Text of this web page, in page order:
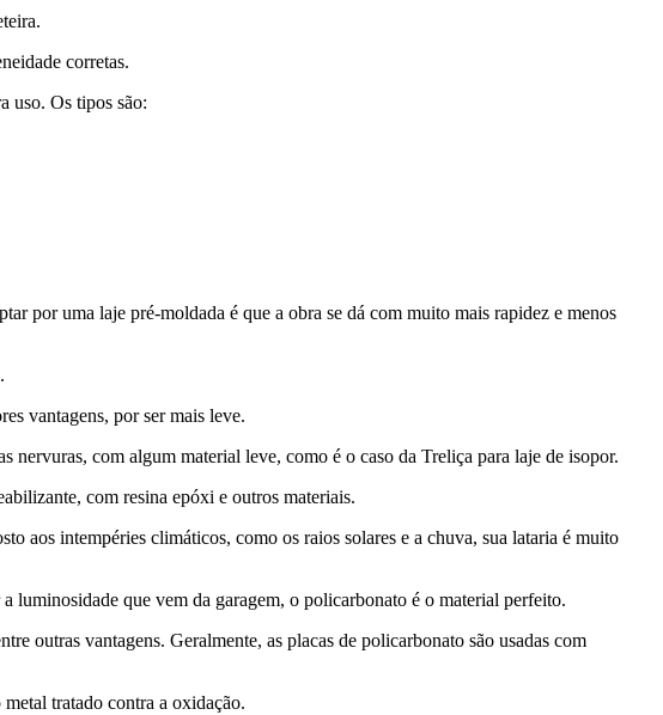
corretas.
uso. Os tipos são:
por uma laje pré-moldada é que a obra se dá com muito mais rapidez e menos
vantagens, por ser mais leve.
nervuras, com algum material leve, como é o caso da Treliça para laje de isopor.
com resina epóxi e outros materiais.
aos intempéries climáticos, como os raios solares e a chuva, sua lataria é muito
luminosidade que vem da garagem, o policarbonato é o material perfeito.
outras vantagens. Geralmente, as placas de policarbonato são usadas com
tratado contra a oxidação.